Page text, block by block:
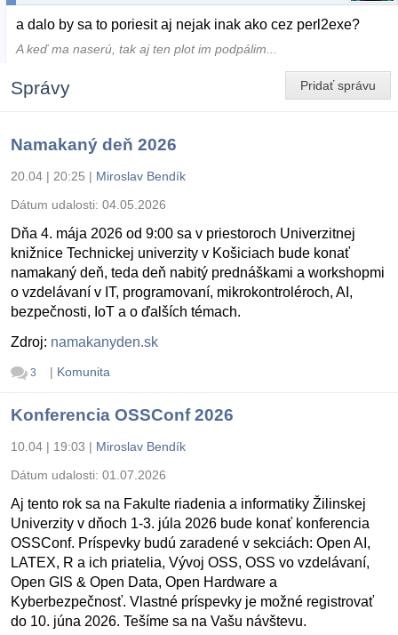
a dalo by sa to poriesit aj nejak inak ako cez perl2exe?
A keď ma naserú, tak aj ten plot im podpálim...
Pridať správu
Správy
Namakaný deň 2026
20.04 | 20:25 | Miroslav Bendík
Dátum udalosti: 04.05.2026
Dňa 4. mája 2026 od 9:00 sa v priestoroch Univerzitnej
knižnice Technickej univerzity v Košiciach bude konať
namakaný deň, teda deň nabitý prednáškami a workshopmi
o vzdelávaní v IT, programovaní, mikrokontroléroch, AI,
bezpečnosti, IoT a o ďalších témach.
Zdroj: namakanyden.sk
3 | Komunita
Konferencia OSSConf 2026
10.04 | 19:03 | Miroslav Bendík
Dátum udalosti: 01.07.2026
Aj tento rok sa na Fakulte riadenia a informatiky Žilinskej
Univerzity v dňoch 1-3. júla 2026 bude konať konferencia
OSSConf. Príspevky budú zaradené v sekciách: Open AI,
LATEX, R a ich priatelia, Vývoj OSS, OSS vo vzdelávaní,
Open GIS & Open Data, Open Hardware a
Kyberbezpečnosť. Vlastné príspevky je možné registrovať
do 10. júna 2026. Tešíme sa na Vašu návštevu.